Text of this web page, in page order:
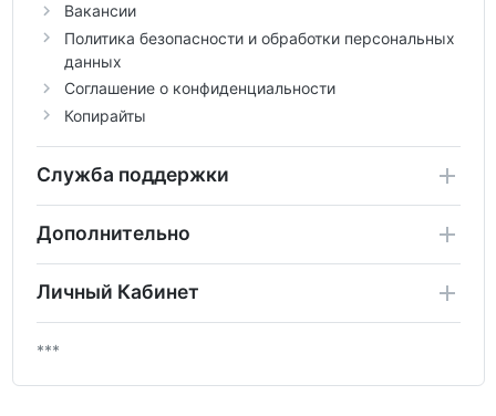
Вакансии
Политика безопасности и обработки персональных
данных
Соглашение о конфиденциальности
Копирайты
Служба поддержки
Дополнительно
Личный Кабинет
***